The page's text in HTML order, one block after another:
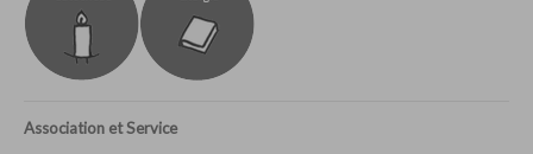
Association et Service